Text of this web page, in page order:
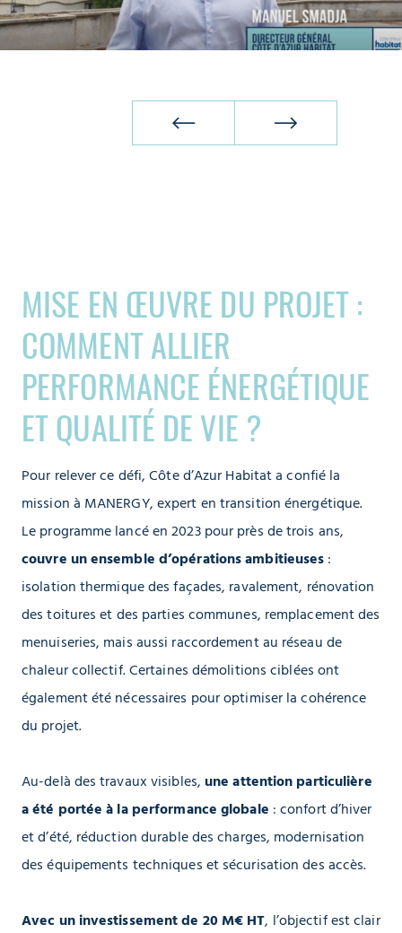
MISE EN ŒUVRE DU PROJET :
COMMENT ALLIER
PERFORMANCE ÉNERGÉTIQUE
ET QUALITÉ DE VIE ?
Pour relever ce défi, Côte d’Azur Habitat a confié la
mission à MANERGY, expert en transition énergétique.
Le programme lancé en 2023 pour près de trois ans,
couvre un ensemble d’opérations ambitieuses :
isolation thermique des façades, ravalement, rénovation
des toitures et des parties communes, remplacement des
menuiseries, mais aussi raccordement au réseau de
chaleur collectif. Certaines démolitions ciblées ont
également été nécessaires pour optimiser la cohérence
du projet.
Au-delà des travaux visibles, une attention particulière
a été portée à la performance globale : confort d’hiver
et d’été, réduction durable des charges, modernisation
des équipements techniques et sécurisation des accès.
Avec un investissement de 20 M€ HT, l’objectif est clair